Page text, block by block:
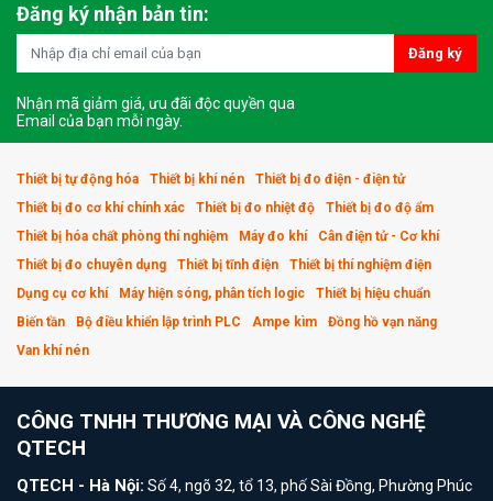
Đăng ký nhận bản tin:
Đăng ký
Nhận mã giảm giá, ưu đãi độc quyền qua
Email của bạn mỗi ngày.
Thiết bị tự động hóa Thiết bị khí nén
Thiết bị đo điện - điện tử
Thiết bị đo cơ khí chính xác
Thiết bị đo nhiệt độ
Thiết bị đo độ ẩm
Thiết bị hóa chất phòng thí nghiệm
Máy đo khí
Cân điện tử - Cơ khí
Thiết bị đo chuyên dụng
Thiết bị tĩnh điện
Thiết bị thí nghiệm điện
Dụng cụ cơ khí
Máy hiện sóng, phân tích logic
Thiết bị hiệu chuẩn
Biến tần
Bộ điều khiển lập trình PLC Ampe kìm
Đồng hồ vạn năng
Van khí nén
CÔNG TNHH THƯƠNG MẠI VÀ CÔNG NGHỆ
QTECH
QTECH - Hà Nội: Số 4, ngõ 32, tổ 13, phố Sài Đồng, Phường Phúc